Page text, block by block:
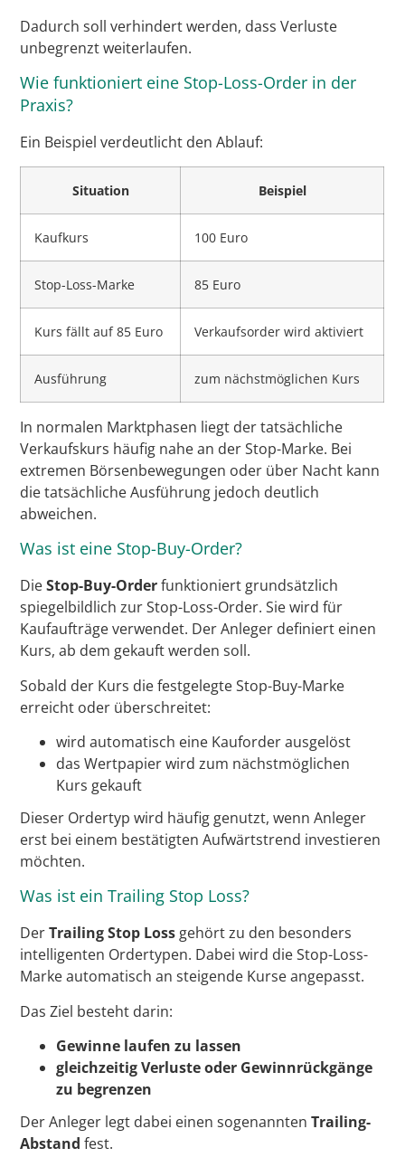
Dadurch soll verhindert werden, dass Verluste
unbegrenzt weiterlaufen.
Wie funktioniert eine Stop-Loss-Order in der
Praxis?
Ein Beispiel verdeutlicht den Ablauf:
Situation Beispiel
Kaufkurs 100 Euro
Stop-Loss-Marke 85 Euro
Kurs fällt auf 85 Euro Verkaufsorder wird aktiviert
Ausführung zum nächstmöglichen Kurs
In normalen Marktphasen liegt der tatsächliche
Verkaufskurs häufig nahe an der Stop-Marke. Bei
extremen Börsenbewegungen oder über Nacht kann
die tatsächliche Ausführung jedoch deutlich
abweichen.
Was ist eine Stop-Buy-Order?
DieStop-Buy-Orderfunktioniert grundsätzlich
spiegelbildlich zur Stop-Loss-Order. Sie wird für
Kaufaufträge verwendet. Der Anleger definiert einen
Kurs, ab dem gekauft werden soll.
Sobald der Kurs die festgelegte Stop-Buy-Marke
erreicht oder überschreitet:
wird automatisch eine Kauforder ausgelöst
das Wertpapier wird zum nächstmöglichen
Kurs gekauft
Dieser Ordertyp wird häufig genutzt, wenn Anleger
erst bei einem bestätigten Aufwärtstrend investieren
möchten.
Was ist ein Trailing Stop Loss?
DerTrailing Stop Loss gehört zu den besonders
intelligenten Ordertypen. Dabei wird die Stop-Loss-
Marke automatisch an steigende Kurse angepasst.
Das Ziel besteht darin:
Gewinne laufen zu lassen
gleichzeitig Verluste oder Gewinnrückgänge
zu begrenzen
Der Anleger legt dabei einen sogenanntenTrailing-
Abstand fest.